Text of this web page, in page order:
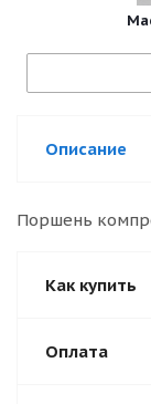
Описание
Поршень
Как купить
Оплата